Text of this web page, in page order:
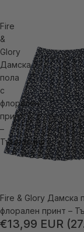
Fire
&
Glory
Дамска
пола
с
флорален
принт
–
Тъмносиня
Fire & Glory Дамска
флорален принт –
€13,99 EUR